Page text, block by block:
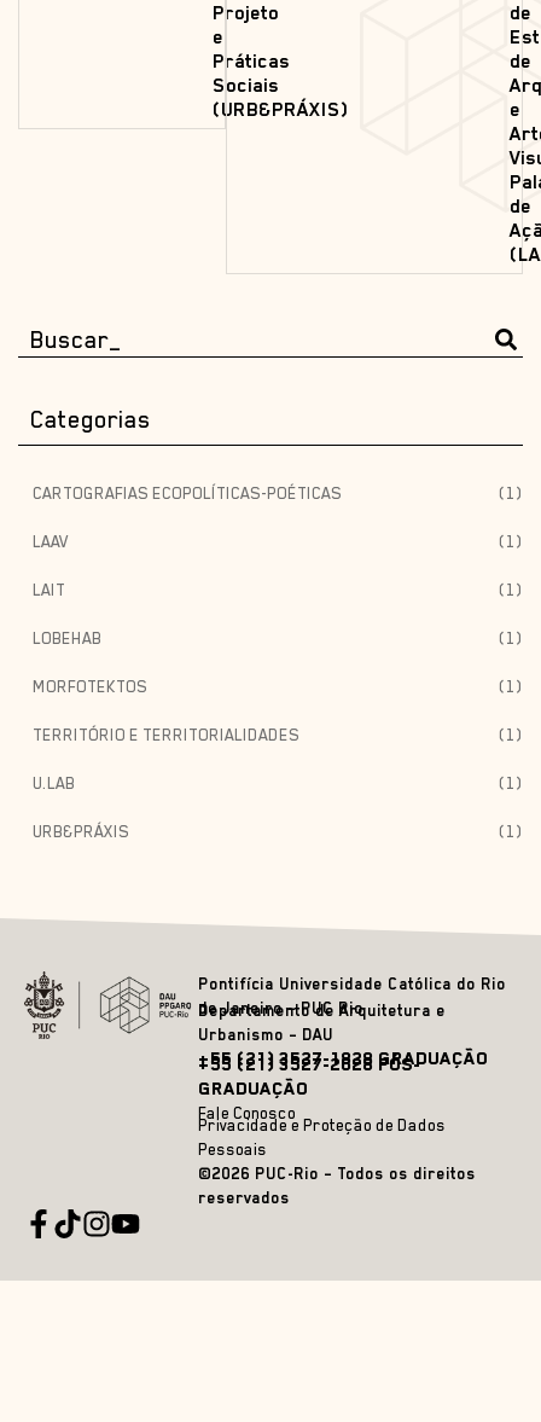
Projeto
e
Práticas
Sociais
(URB&PRÁXIS)
de
de
e
de
Categorias
CARTOGRAFIAS ECOPOLÍTICAS-POÉTICAS (1)
LAAV (1)
LAIT (1)
LOBEHAB (1)
MORFOTEKTOS (1)
TERRITÓRIO E TERRITORIALIDADES (1)
U.LAB (1)
URB&PRÁXIS (1)
Pontifícia Universidade Católica do Rio
de Janeiro – PUC Rio
Departamento de Arquitetura e
Urbanismo – DAU
+55 (21) 3527-1828 GRADUAÇÃO
+55 (21) 3527-2628 PÓS-
GRADUAÇÃO
Fale Conosco
Privacidade e Proteção de Dados
Pessoais
©2026 PUC-Rio – Todos os direitos
reservados